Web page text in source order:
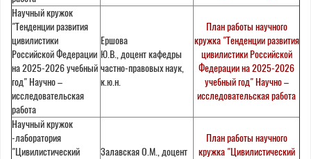
Научный кружок
"Тенденции развития
цивилистики
Российской Федерации
на 2025-2026 учебный
год" Научно –
исследовательская
работа
Ершова
Ю.В., доцент кафедры
частно-правовых наук,
к.ю.н.
План работы научного
кружка "Тенденции развития
цивилистики Российской
Федерации на 2025-2026
учебный год" Научно –
исследовательская работа
Научный кружок
-лаборатория
"Цивилистический
Залавская О.М., доцент
План работы научного
кружка "Цивилистический